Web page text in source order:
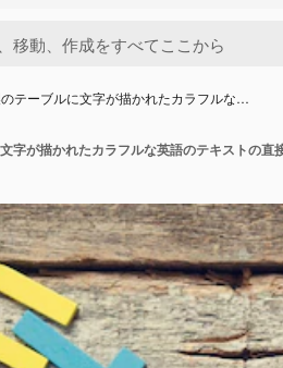
テーブルに文字が描かれたカラフルな…
字が描かれたカラフルな英語のテキストの直